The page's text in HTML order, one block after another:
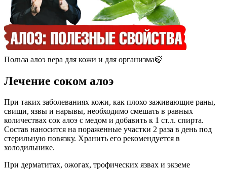
Польза алоэ вера для кожи и для организма🍃
Лечение соком алоэ
При таких заболеваниях кожи, как плохо заживающие раны,
свищи, язвы и нарывы, необходимо смешать в равных
количествах сок алоэ с медом и добавить к 1 ст.л. спирта.
Состав наносится на пораженные участки 2 раза в день под
стерильную повязку. Хранить его рекомендуется в
холодильнике.
При дерматитах, ожогах, трофических язвах и экземе